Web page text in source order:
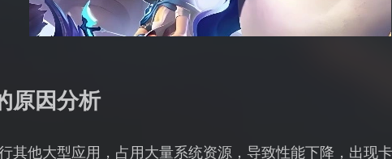
原因分析
其他大型应用，占用大量系统资源，导致性能下降，出现